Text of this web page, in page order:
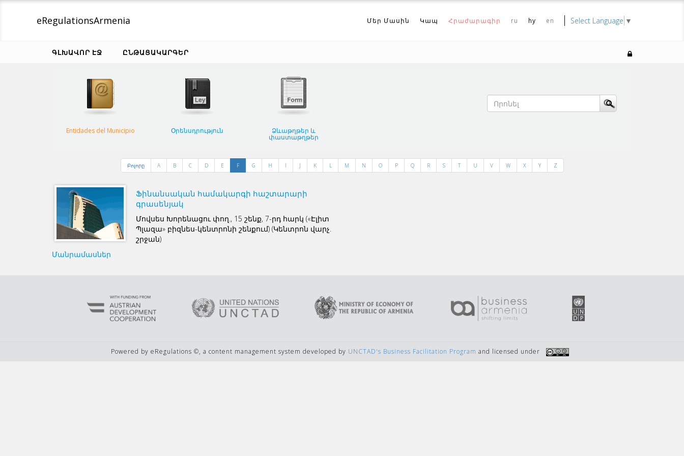
eRegulationsArmenia Մեր Մասին Կապ Հրաժարագիր ru hy en Select Language ▼
ԳԼԽԱՎՈՐ ԷՋ ԸՆԹԱՑԱԿԱՐԳԵՐ
Entidades del Municipio Օրենսդրություն Ձևաթղթեր և
փաստաթղթեր
Բոլորը A B C D E F G H I J K L M N O P Q R S T U V W X Y Z
Ֆինանսական համակարգի հաշտարարի
գրասենյակ
Մովսես Խորենացու փող., 15 շենք, 7-րդ հարկ («Էլիտ
Պլազա» բիզնես-կենտրոնի շենքում) (Կենտրոն վարչ.
շրջան)
Մանրամասներ
Powered by eRegulations ©, a content management system developed by UNCTAD's Business Facilitation Program and licensed under